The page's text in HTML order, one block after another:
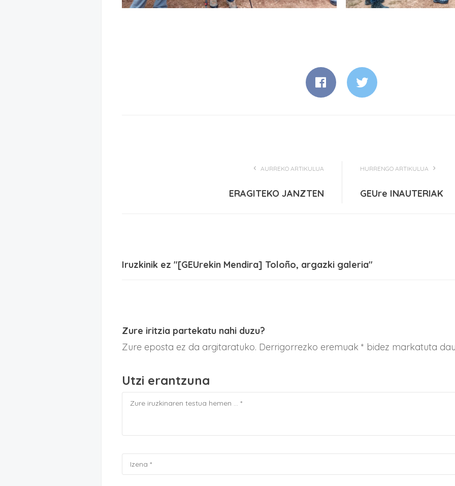
AURREKO ARTIKULUA
ERAGITEKO JANZTEN
HURRENGO ARTIKULUA
GEUre INAUTERIAK
Iruzkinik ez "[GEUrekin Mendira] Toloño, argazki galeria"
Zure iritzia partekatu nahi duzu?
Zure eposta ez da argitaratuko. Derrigorrezko eremuak * bidez markatuta
Utzi erantzuna